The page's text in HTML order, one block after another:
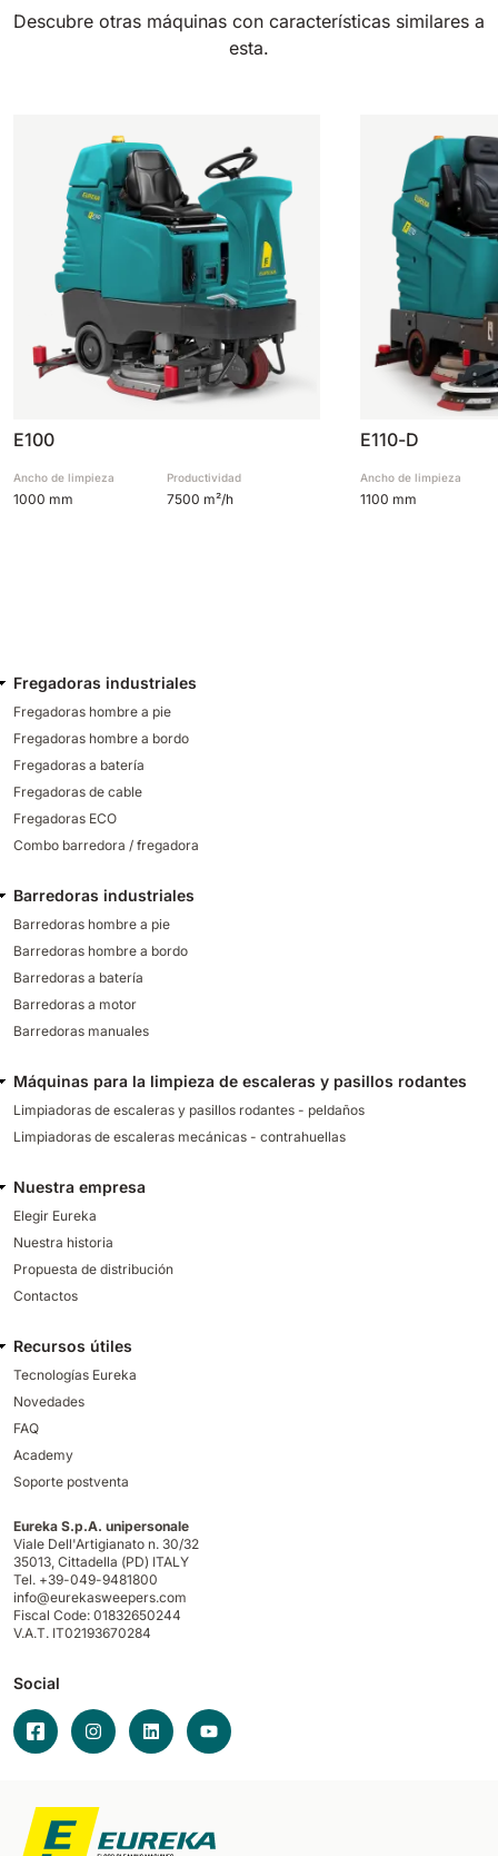
Descubre otras máquinas con características similares a
esta.
E100
Ancho de limpieza
1000 mm
Productividad
7500 m²/h
E110-D
Ancho de limpieza
1100 mm
Fregadoras industriales
Fregadoras hombre a pie
Fregadoras hombre a bordo
Fregadoras a batería
Fregadoras de cable
Fregadoras ECO
Combo barredora / fregadora
Barredoras industriales
Barredoras hombre a pie
Barredoras hombre a bordo
Barredoras a batería
Barredoras a motor
Barredoras manuales
Máquinas para la limpieza de escaleras y pasillos rodantes
Limpiadoras de escaleras y pasillos rodantes - peldaños
Limpiadoras de escaleras mecánicas - contrahuellas
Nuestra empresa
Elegir Eureka
Nuestra historia
Propuesta de distribución
Contactos
Recursos útiles
Tecnologías Eureka
Novedades
FAQ
Academy
Soporte postventa
Eureka S.p.A. unipersonale
Viale Dell'Artigianato n. 30/32
35013, Cittadella (PD) ITALY
Tel. +39-049-9481800
info@eurekasweepers.com
Fiscal Code: 01832650244
V.A.T. IT02193670284
Social